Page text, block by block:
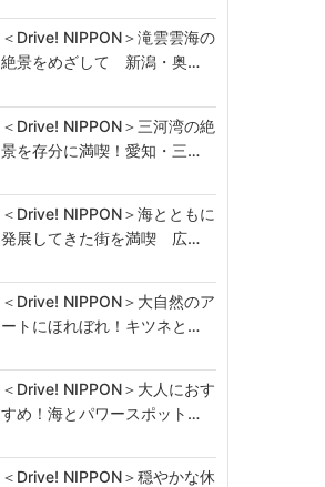
＜Drive! NIPPON＞滝雲雲海の
絶景をめざして 新潟・奥…
＜Drive! NIPPON＞三河湾の絶
景を存分に満喫！愛知・三…
＜Drive! NIPPON＞海とともに
発展してきた街を満喫 広…
＜Drive! NIPPON＞大自然のア
ートにほれぼれ！キツネと…
＜Drive! NIPPON＞大人におす
すめ！海とパワースポット…
＜Drive! NIPPON＞穏やかな休